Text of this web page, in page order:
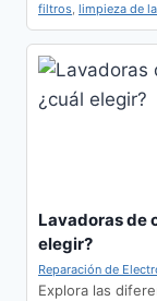
filtros, limpieza de
Lavadoras de
elegir?
Reparación de
Explora las